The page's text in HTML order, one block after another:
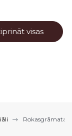
visas
Rokasgrāmatas